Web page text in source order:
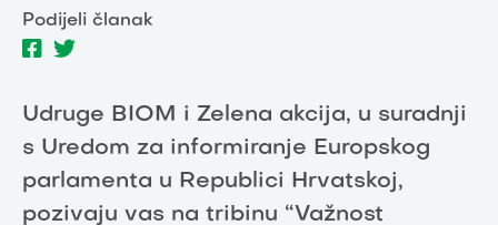
Podijeli članak
Udruge BIOM i Zelena akcija, u suradnji
s Uredom za informiranje Europskog
parlamenta u Republici Hrvatskoj,
pozivaju vas na tribinu “Važnost